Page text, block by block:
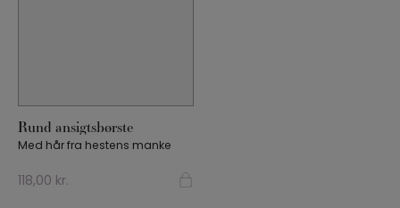
Læs mere
Rund ansigtsbørste
Med hår fra hestens manke
118,00 kr.